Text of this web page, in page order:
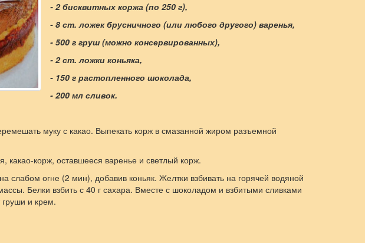
- 2 бисквитных коржа (по 250 г),
- 8 ст. ложек брусничного (или любого другого) варенья,
- 500 г груш (можно консервированных),
- 2 ст. ложки коньяка,
- 150 г растопленного шоколада,
- 200 мл сливок.
муку с какао. Выпекать корж в смазанной жиром разъемной
какао-корж, оставшееся варенье и светлый корж.
слабом огне (2 мин), добавив коньяк. Желтки взбивать на горячей водяной
Белки взбить с 40 г сахара. Вместе с шоколадом и взбитыми сливками
и крем.